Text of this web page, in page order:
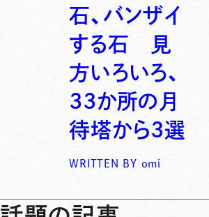
石、バンザイ
する石 見
方いろいろ、
33か所の月
待塔から3選
WRITTEN BY omi